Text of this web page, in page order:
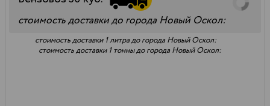
стоимость доставки до города Новый Оскол:
стоимость доставки 1 литра до города Новый Оскол:
стоимость доставки 1 тонны до города Новый Оскол: